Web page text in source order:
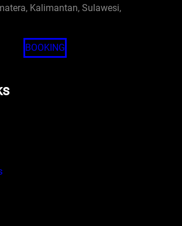
Kalimantan, Sulawesi,
BOOKING